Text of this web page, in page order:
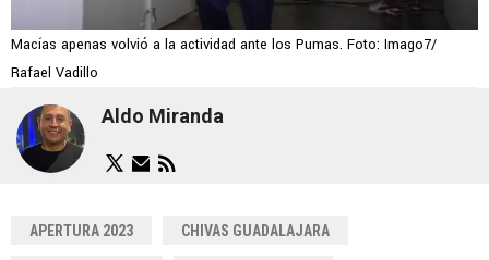
Macías apenas volvió a la actividad ante los Pumas. Foto: Imago7/
Rafael Vadillo
Aldo Miranda
APERTURA 2023 CHIVAS GUADALAJARA